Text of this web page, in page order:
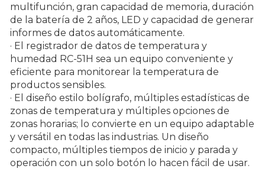
multifunción, gran capacidad de memoria, duración
de la batería de 2 años, LED y capacidad de generar
informes de datos automáticamente.
· El registrador de datos de temperatura y
humedad RC-51H sea un equipo conveniente y
eficiente para monitorear la temperatura de
productos sensibles.
· El diseño estilo bolígrafo, múltiples estadísticas de
zonas de temperatura y múltiples opciones de
zonas horarias; lo convierte en un equipo adaptable
y versátil en todas las industrias. Un diseño
compacto, múltiples tiempos de inicio y parada y
operación con un solo botón lo hacen fácil de usar.